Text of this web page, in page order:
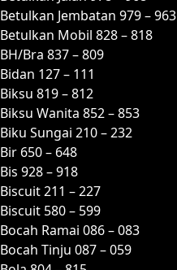
Betulkan Jembatan 979 – 963
Betulkan Mobil 828 – 818
BH/Bra 837 – 809
Bidan 127 – 111
Biksu 819 – 812
Biksu Wanita 852 – 853
Biku Sungai 210 – 232
Bir 650 – 648
Bis 928 – 918
Biscuit 211 – 227
Biscuit 580 – 599
Bocah Ramai 086 – 083
Bocah Tinju 087 – 059